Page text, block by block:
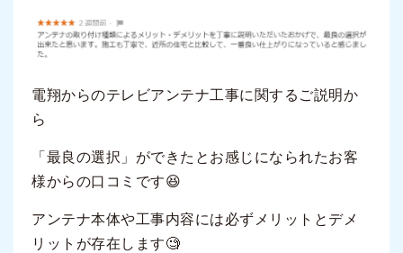
電翔からのテレビアンテナ工事に関するご説明か
ら
「最良の選択」ができたとお感じになられたお客
様からの口コミです😆
アンテナ本体や工事内容には必ずメリットとデメ
リットが存在します🧐